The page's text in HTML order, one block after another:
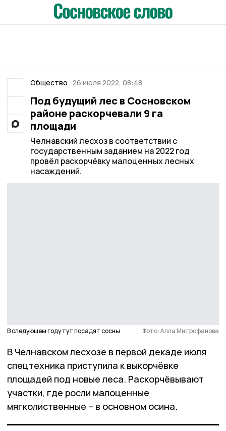
Общество 26 июля 2022, 08:48
Под будущий лес в Сосновском
районе раскорчевали 9 га
площади
Челнавский лесхоз в соответствии с
государственным заданием на 2022 год
провёл раскорчёвку малоценных лесных
насаждений.
В следующем году тут посадят сосны Фото: Алла Митрофанова
В Челнавском лесхозе в первой декаде июля
спецтехника приступила к выкорчёвке
площадей под новые леса. Раскорчёвывают
участки, где росли малоценные
мягколиственные – в основном осина.